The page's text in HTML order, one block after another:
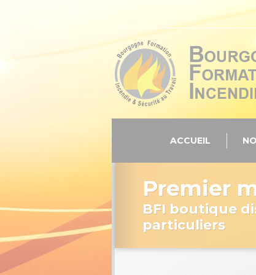
ACCUEIL
Premier
BFI boutique
particuliers